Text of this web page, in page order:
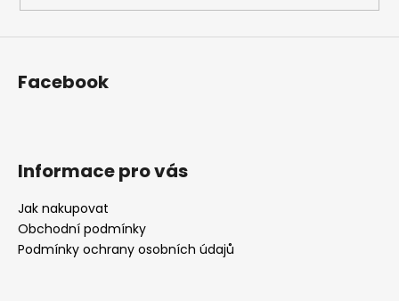
Facebook
Informace pro vás
Jak nakupovat
Obchodní podmínky
Podmínky ochrany osobních údajů